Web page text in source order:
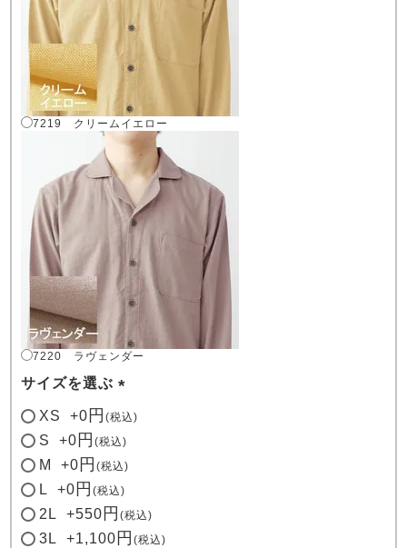
7219 クリームイエロー
7220 ラヴェンダー
サイズを選ぶ
(必
XS +0 税込
S +0 税込
M +0 税込
L +0 税込
2L +550 税込
3L +1,100 税込